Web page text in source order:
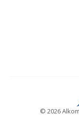
© 2026